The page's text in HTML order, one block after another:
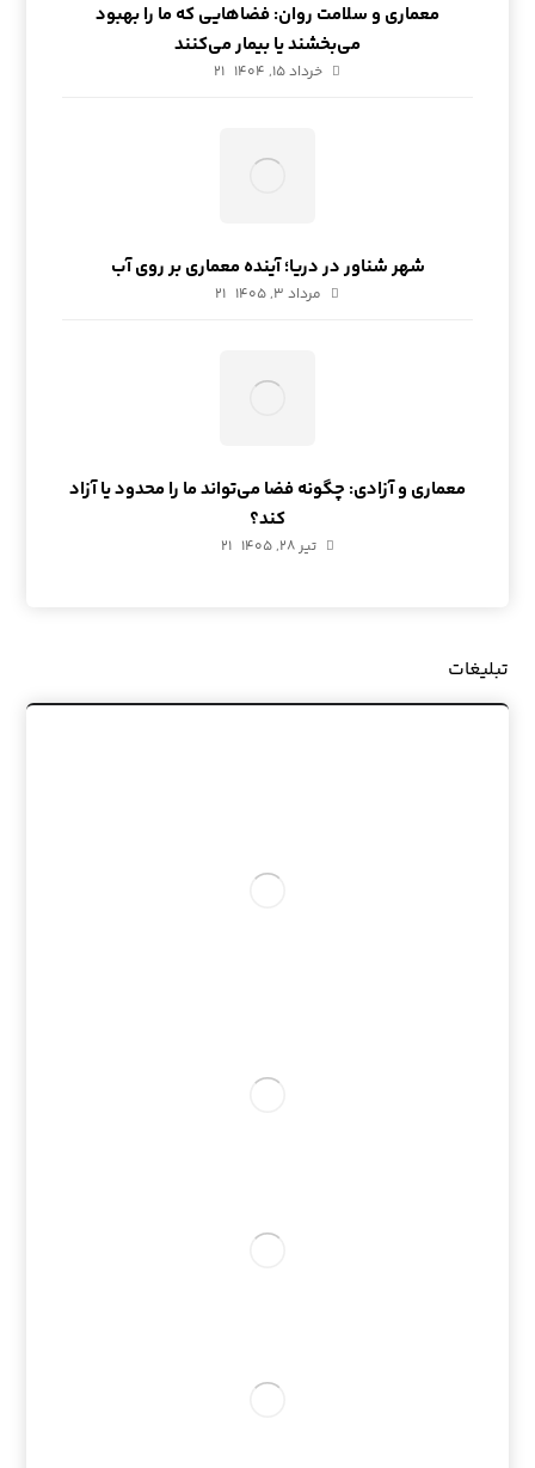
معماری و سلامت روان: فضاهایی که ما را بهبود
می‌بخشند یا بیمار می‌کنند
خرداد ۱۵, ۱۴۰۴ 21
شهر شناور در دریا؛ آینده معماری بر روی آب
مرداد ۳, ۱۴۰۵ 21
معماری و آزادی: چگونه فضا می‌تواند ما را محدود یا آزاد
کند؟
تیر ۲۸, ۱۴۰۵ 21
تبلیغات